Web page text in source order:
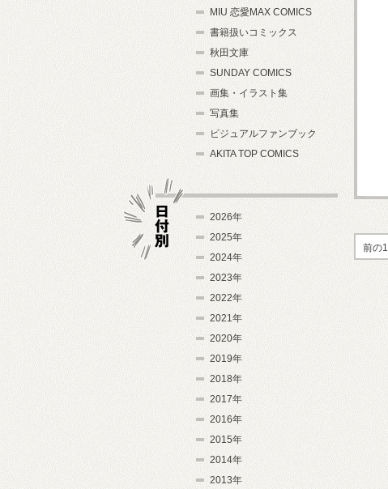
前の
MIU 恋愛MAX COMICS
書籍扱いコミックス
秋田文庫
SUNDAY COMICS
画集・イラスト集
写真集
ビジュアルファンブック
AKITA TOP COMICS
2026年
2025年
2024年
2023年
2022年
2021年
2020年
2019年
2018年
2017年
2016年
2015年
2014年
2013年